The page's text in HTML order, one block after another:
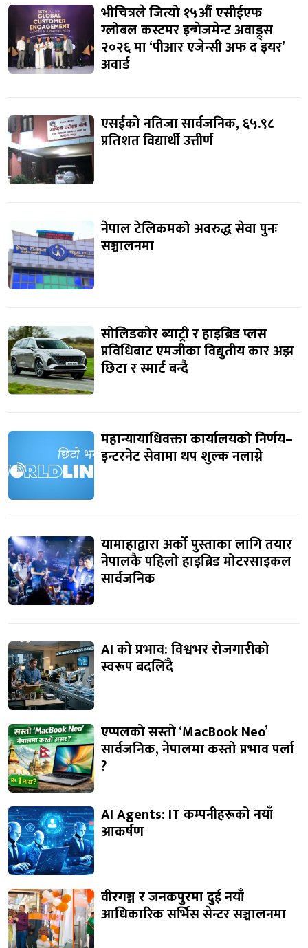
भीचित्रले जित्यो १५औं एसीईएफ
ग्लोबल कस्टमर इन्गेजमेन्ट अवाड्र्स
२०२६ मा ‘पीआर एजेन्सी अफ द इयर’
अवार्ड
एसईको नतिजा सार्वजनिक, ६५.९८
प्रतिशत विद्यार्थी उत्तीर्ण
नेपाल टेलिकमको अवरुद्ध सेवा पुनः
सञ्चालनमा
सोलिडकोर ब्याट्री र हाइब्रिड प्लस
प्रविधिबाट एमजीका विद्युतीय कार अझ
छिटा र स्मार्ट बन्दै
महान्यायाधिवक्ता कार्यालयको निर्णय–
इन्टरनेट सेवामा थप शुल्क नलाग्ने
यामाहाद्वारा अर्को पुस्ताका लागि तयार
नेपालकै पहिलो हाइब्रिड मोटरसाइकल
सार्वजनिक
AI को प्रभाव: विश्वभर रोजगारीको
स्वरूप बदलिँदै
एप्पलको सस्तो ‘MacBook Neo’
सार्वजनिक, नेपालमा कस्तो प्रभाव पर्ला
?
AI Agents: IT कम्पनीहरूको नयाँ
आकर्षण
वीरगञ्ज र जनकपुरमा दुई नयाँ
आधिकारिक सर्भिस सेन्टर सञ्चालनमा